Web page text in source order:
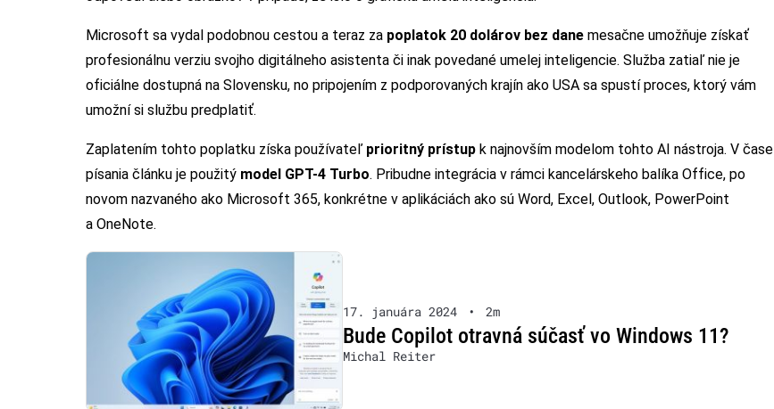
Microsoft sa vydal podobnou cestou a teraz za poplatok 20 dolárov bez dane mesačne umožňuje získať
profesionálnu verziu svojho digitálneho asistenta či inak povedané umelej inteligencie. Služba zatiaľ nie je
oficiálne dostupná na Slovensku, no pripojením z podporovaných krajín ako USA sa spustí proces, ktorý vám
umožní si službu predplatiť.
Zaplatením tohto poplatku získa používateľ prioritný prístup k najnovším modelom tohto AI nástroja. V čase
písania článku je použitý model GPT-4 Turbo. Pribudne integrácia v rámci kancelárskeho balíka Office, po
novom nazvaného ako Microsoft 365, konkrétne v aplikáciách ako sú Word, Excel, Outlook, PowerPoint
a OneNote.
17. januára 2024 • 2m
Bude Copilot otravná súčasť vo Windows 11?
Michal Reiter